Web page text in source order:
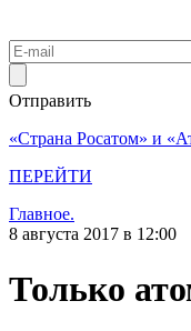
Отправить
«Страна Росатом» и
ПЕРЕЙТИ
Главное.
8 августа 2017 в 12:00
Только